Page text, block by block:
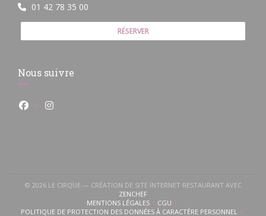
01 42 78 35 00
RÉSERVER
Nous suivre
Facebook ((ouvre une nouvelle fenêtre))
Instagram ((ouvre une nouvelle fenêtre))
© 2026 LE CIRQUE — CRÉATION DE SITE INTERNET RESTAURANT AVEC
ZENCHEF((OUVRE UNE NOUVELLE FENÊTRE))
MENTIONS LÉGALES((OUVRE UNE NOUVELLE FENÊTRE))
CGU((OUVRE UNE NOUVELLE
POLITIQUE DE PROTECTION DES DONNÉES À CARACTÈRE PERSONNEL